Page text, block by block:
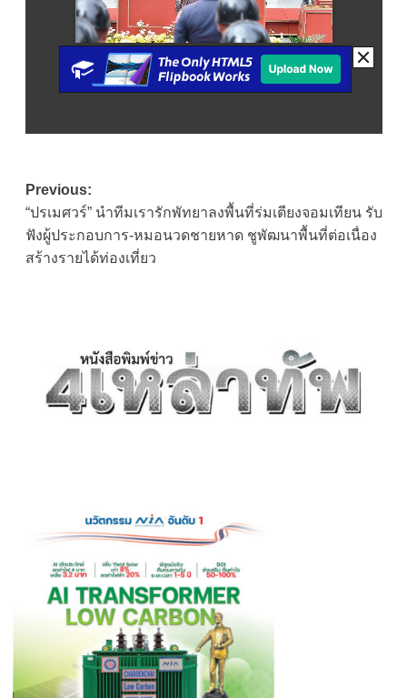
Post
navigation
Previous:
“ปรเมศวร์” นำทีมเรารักพัทยาลงพื้นที่ร่มเตียงจอมเทียน รับ
ฟังผู้ประกอบการ-หมอนวดชายหาด ชูพัฒนาพื้นที่ต่อเนื่อง
สร้างรายได้ท่องเที่ยว